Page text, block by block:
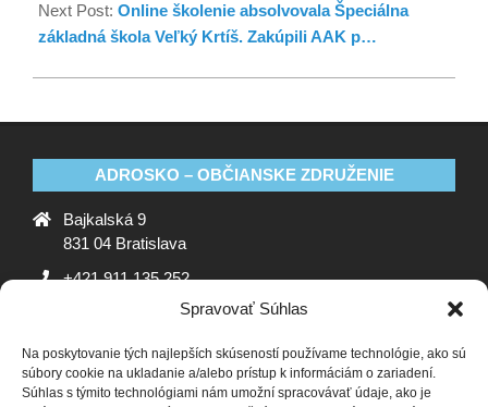
Spravovať Súhlas
Na poskytovanie tých najlepších skúseností používame technológie, ako sú
súbory cookie na ukladanie a/alebo prístup k informáciám o zariadení.
Súhlas s týmito technológiami nám umožní spracovávať údaje, ako je
Next Post: Online školenie absolvovala Špeciálna
základná škola Veľký Krtíš. Zakúpili AAK p…
ADROSKO – OBČIANSKE ZDRUŽENIE
Bajkalská 9
831 04 Bratislava
+421 911 135 252
ADROSKO